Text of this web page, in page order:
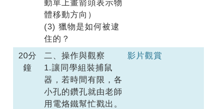
動單上畫箭頭表示物
體移動方向）
(3) 獵物是如何被逮
住的？
20分
鐘
二、操作與觀察
1.讓同學組裝捕鼠
器，若時間有限，各
小孔的鑽孔就由老師
用電烙鐵幫忙戳出。
影片觀賞